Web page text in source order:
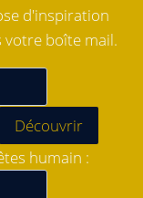
d'inspiration
votre boîte mail.
humain :